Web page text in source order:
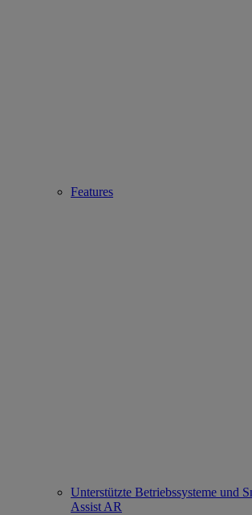
Features
Unterstützte Betriebssysteme und
Assist AR